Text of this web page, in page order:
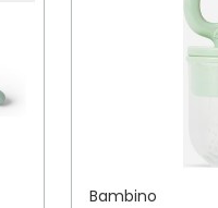
Bambino